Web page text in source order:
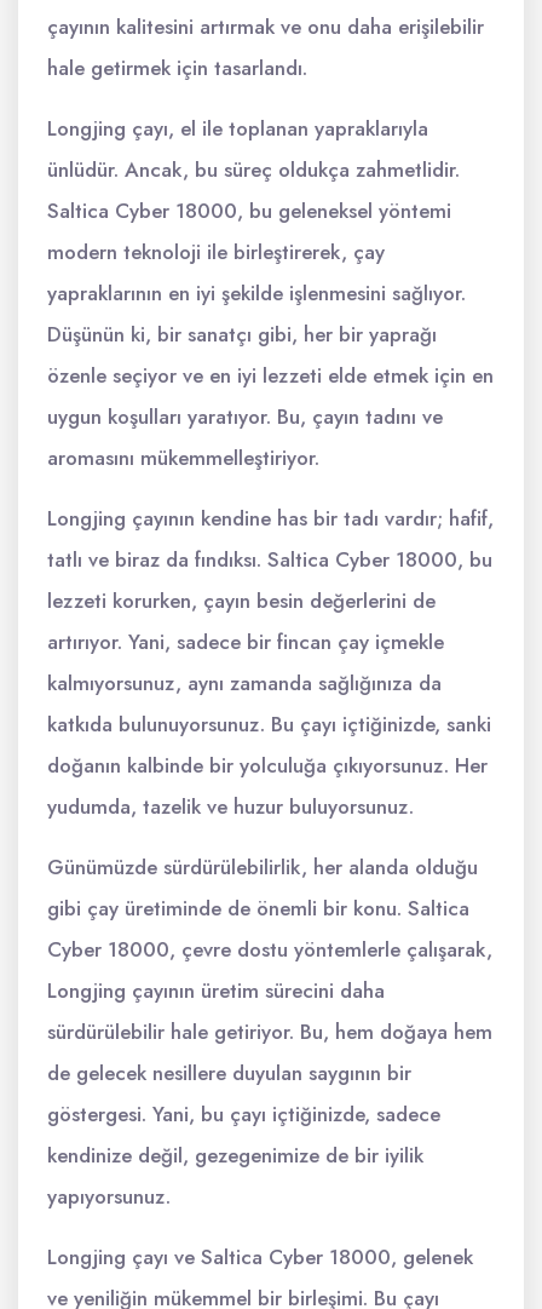
çayının kalitesini artırmak ve onu daha erişilebilir
hale getirmek için tasarlandı.
Longjing çayı, el ile toplanan yapraklarıyla
ünlüdür. Ancak, bu süreç oldukça zahmetlidir.
Saltica Cyber 18000, bu geleneksel yöntemi
modern teknoloji ile birleştirerek, çay
yapraklarının en iyi şekilde işlenmesini sağlıyor.
Düşünün ki, bir sanatçı gibi, her bir yaprağı
özenle seçiyor ve en iyi lezzeti elde etmek için en
uygun koşulları yaratıyor. Bu, çayın tadını ve
aromasını mükemmelleştiriyor.
Longjing çayının kendine has bir tadı vardır; hafif,
tatlı ve biraz da fındıksı. Saltica Cyber 18000, bu
lezzeti korurken, çayın besin değerlerini de
artırıyor. Yani, sadece bir fincan çay içmekle
kalmıyorsunuz, aynı zamanda sağlığınıza da
katkıda bulunuyorsunuz. Bu çayı içtiğinizde, sanki
doğanın kalbinde bir yolculuğa çıkıyorsunuz. Her
yudumda, tazelik ve huzur buluyorsunuz.
Günümüzde sürdürülebilirlik, her alanda olduğu
gibi çay üretiminde de önemli bir konu. Saltica
Cyber 18000, çevre dostu yöntemlerle çalışarak,
Longjing çayının üretim sürecini daha
sürdürülebilir hale getiriyor. Bu, hem doğaya hem
de gelecek nesillere duyulan saygının bir
göstergesi. Yani, bu çayı içtiğinizde, sadece
kendinize değil, gezegenimize de bir iyilik
yapıyorsunuz.
Longjing çayı ve Saltica Cyber 18000, gelenek
ve yeniliğin mükemmel bir birleşimi. Bu çayı